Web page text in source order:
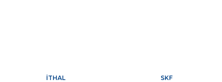
İTHAL SKF